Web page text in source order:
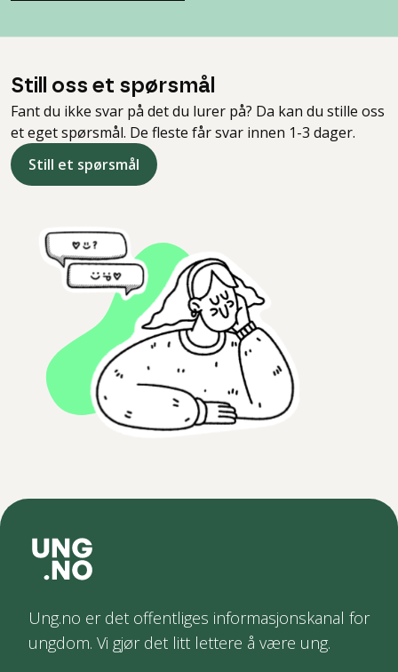
Still oss et spørsmål
Fant du ikke svar på det du lurer på? Da kan du stille oss
et eget spørsmål. De fleste får svar innen 1-3 dager.
Still et spørsmål
Ung.no er det offentliges informasjonskanal for
ungdom. Vi gjør det litt lettere å være ung.